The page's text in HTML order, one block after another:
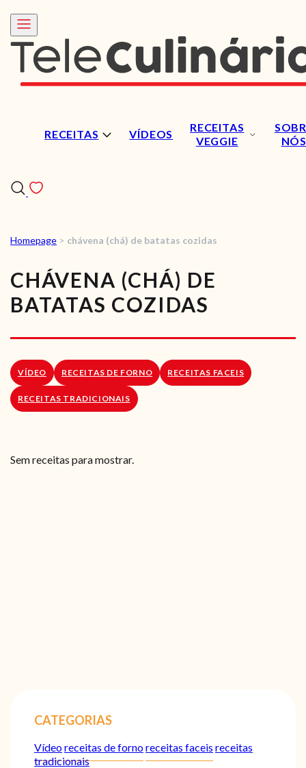
RECEITAS VÍDEOS
RECEITAS
VEGGIE
NÓS
RECEITAS
VÍDEOS
RECEITAS VEGGIE
LOJA ONLINE
Homepage > chávena (chá) de batatas cozidas
CHÁVENA (CHÁ) DE
BATATAS COZIDAS
VÍDEO RECEITAS DE FORNO RECEITAS FACEIS
RECEITAS TRADICIONAIS
Sem receitas para mostrar.
CATEGORIAS
Vídeoreceitas de fornoreceitas faceis receitas
tradicionais